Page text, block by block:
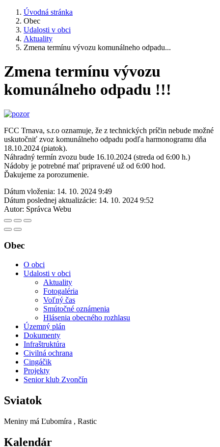
Úvodná stránka
Obec
Udalosti v obci
Aktuality
Zmena termínu vývozu komunálneho odpadu...
Zmena termínu vývozu
komunálneho odpadu !!!
FCC Trnava, s.r.o oznamuje, že z technických príčin nebude možné
uskutočniť zvoz komunálneho odpadu podľa harmonogramu dňa
18.10.2024 (piatok).
Náhradný termín zvozu bude 16.10.2024 (streda od 6:00 h.)
Nádoby je potrebné mať pripravené už od 6:00 hod.
Ďakujeme za porozumenie.
Dátum vloženia: 14. 10. 2024 9:49
Dátum poslednej aktualizácie: 14. 10. 2024 9:52
Autor: Správca Webu
Obec
O obci
Udalosti v obci
Aktuality
Fotogaléria
Voľný čas
Smútočné oznámenia
Hlásenia obecného rozhlasu
Územný plán
Dokumenty
Infraštruktúra
Civilná ochrana
Cingáčik
Projekty
Senior klub Zvončín
Sviatok
Meniny má Ľubomíra , Rastic
Kalendár